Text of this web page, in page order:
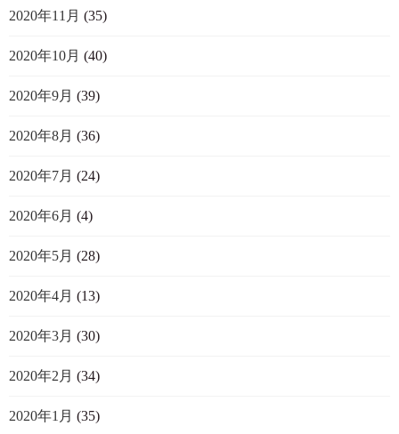
2020年11月 (35)
2020年10月 (40)
2020年9月 (39)
2020年8月 (36)
2020年7月 (24)
2020年6月 (4)
2020年5月 (28)
2020年4月 (13)
2020年3月 (30)
2020年2月 (34)
2020年1月 (35)